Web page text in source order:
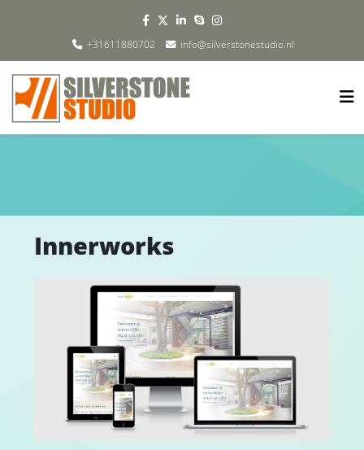
+31611880702 info@silverstonestudio.nl
Innerworks